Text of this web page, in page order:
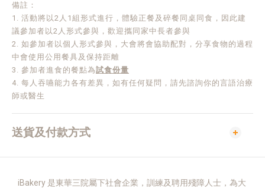
備註：
1. 活動將以2人1組形式進行，體驗正餐及碎餐同桌同食，因此建
議參加者以2人形式參與，歡迎攜同家中長者參與
2. 如參加者以個人形式參與，大會將會協助配對，分享食物的過程
中會使用公用餐具及保持距離
3. 參加者進食的餐點為試食份量
4. 每人吞嚥能力各有差異，如有任何疑問，請先諮詢你的言語治療
師或醫生
送貨及付款方式
iBakery 是東華三院屬下社會企業，訓練及聘用殘障人士，為大